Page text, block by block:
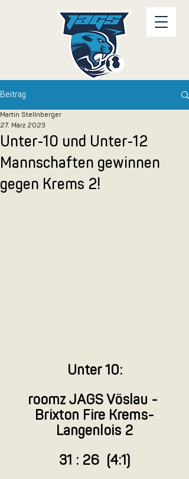
Beitrag
Unter-10 und Unter-12
Mannschaften gewinnen
gegen Krems 2!
Martin Stellnberger
27. März 2023
Unter 10:
roomz JAGS Vöslau -
Brixton Fire Krems-
Langenlois 2
31 : 26  (4:1)